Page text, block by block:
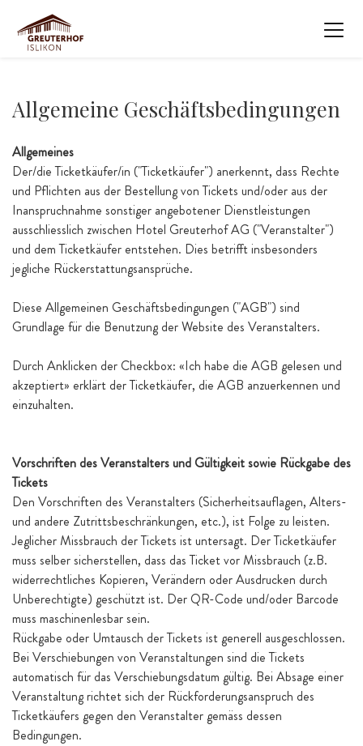
Allgemeine Geschäftsbedingungen
Allgemeines
Der/die Ticketkäufer/in ("Ticketkäufer") anerkennt, dass Rechte
und Pflichten aus der Bestellung von Tickets und/oder aus der
Inanspruchnahme sonstiger angebotener Dienstleistungen
ausschliesslich zwischen Hotel Greuterhof AG ("Veranstalter")
und dem Ticketkäufer entstehen. Dies betrifft insbesonders
jegliche Rückerstattungsansprüche.
Diese Allgemeinen Geschäftsbedingungen ("AGB") sind
Grundlage für die Benutzung der Website des Veranstalters.
Durch Anklicken der Checkbox: «Ich habe die AGB gelesen und
akzeptiert» erklärt der Ticketkäufer, die AGB anzuerkennen und
einzuhalten.
Vorschriften des Veranstalters und Gültigkeit sowie Rückgabe des
Tickets
Den Vorschriften des Veranstalters (Sicherheitsauflagen, Alters-
und andere Zutrittsbeschränkungen, etc.), ist Folge zu leisten.
Jeglicher Missbrauch der Tickets ist untersagt. Der Ticketkäufer
muss selber sicherstellen, dass das Ticket vor Missbrauch (z.B.
widerrechtliches Kopieren, Verändern oder Ausdrucken durch
Unberechtigte) geschützt ist. Der QR-Code und/oder Barcode
muss maschinenlesbar sein.
Rückgabe oder Umtausch der Tickets ist generell ausgeschlossen.
Bei Verschiebungen von Veranstaltungen sind die Tickets
automatisch für das Verschiebungsdatum gültig. Bei Absage einer
Veranstaltung richtet sich der Rückforderungsanspruch des
Ticketkäufers gegen den Veranstalter gemäss dessen
Bedingungen.